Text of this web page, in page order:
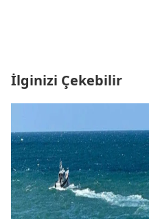
İlginizi Çekebilir